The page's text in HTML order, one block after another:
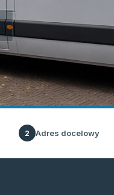
2 Adres docelowy